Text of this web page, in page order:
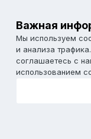
Важная
Мы используем
и анализа
соглашаетесь с
использованием